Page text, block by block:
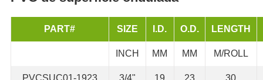
PART# SIZE I.D. O.D. LENGTH
INCH MM MM M/ROLL